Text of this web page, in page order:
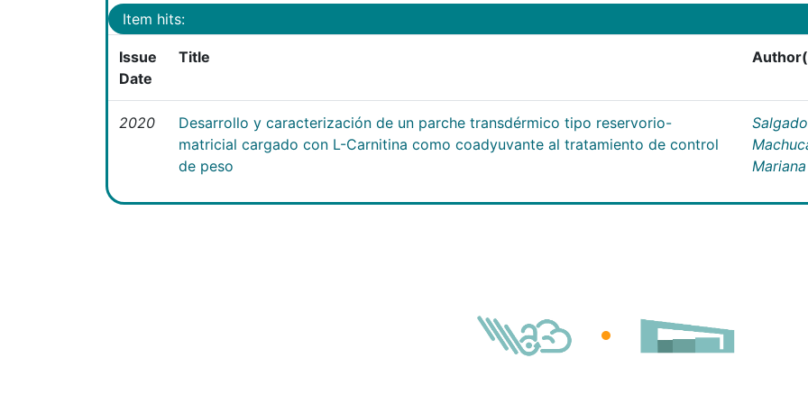
Item hits:
Issue
Date
Title
2020
Desarrollo y caracterización de un parche transdérmico tipo reservorio-
matricial cargado con L-Carnitina como coadyuvante al tratamiento de control
de peso
Salgado
Mariana